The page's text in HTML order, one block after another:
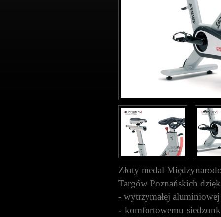
Złoty medal
Targów Poznańskich
- wytrzymałej
- komfortowemu